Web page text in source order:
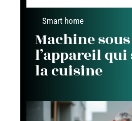
Smart home
Machine
l’appareil
la cuisine